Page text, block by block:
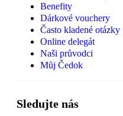
Benefity
Dárkové vouchery
Často kladené otázky
Online delegát
Naši průvodci
Můj Čedok
Sledujte nás